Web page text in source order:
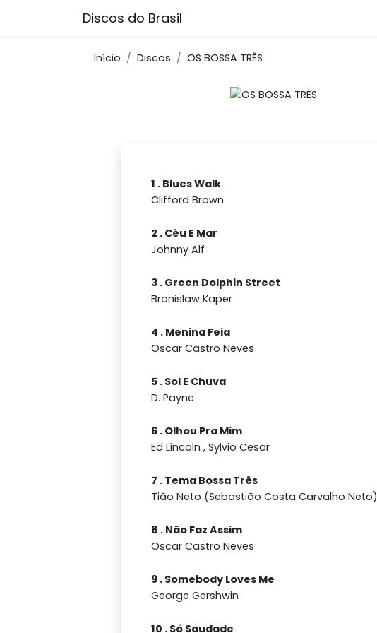
Discos do Brasil
Início Discos OS BOSSA TRÊS
1 . Blues Walk
Clifford Brown
2 . Céu E Mar
Johnny Alf
3 . Green Dolphin Street
Bronislaw Kaper
4 . Menina Feia
Oscar Castro Neves
5 . Sol E Chuva
D. Payne
6 . Olhou Pra Mim
Ed Lincoln , Sylvio Cesar
7 . Tema Bossa Três
Tião Neto (Sebastião Costa Carvalho Neto)
8 . Não Faz Assim
Oscar Castro Neves
9 . Somebody Loves Me
George Gershwin
10 . Só Saudade